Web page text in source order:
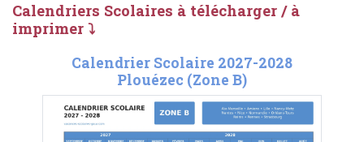
Calendriers Scolaires à télécharger / à
imprimer ⤵
Calendrier Scolaire 2027-2028
Plouézec (Zone B)